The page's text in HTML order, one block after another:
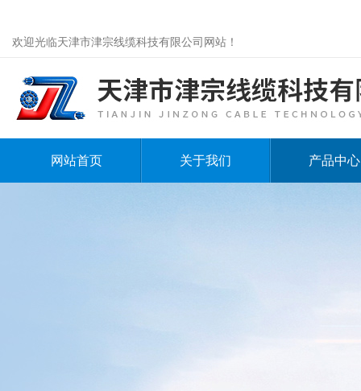
欢迎光临天津市津宗线缆科技有限公司网站！
网站首页 关于我们 产品中心